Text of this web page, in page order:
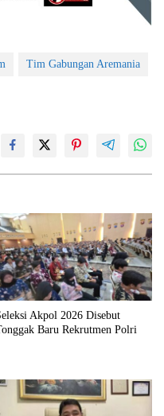
Tim Gabungan Aremania
Akpol 2026 Disebut
Baru Rekrutmen Polri